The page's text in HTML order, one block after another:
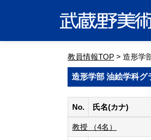
教員情報TOP > 造形学
造形学部 油絵学科グ
No. 氏名(カナ)
教授 （4名）